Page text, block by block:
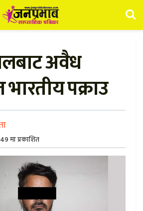
अवैध
भारतीय पक्राउ
मा प्रकाशित